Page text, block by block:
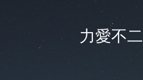
力愛不二